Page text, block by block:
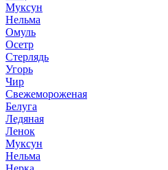
Муксун
Нельма
Омуль
Осетр
Стерлядь
Угорь
Чир
Свежемороженая
Белуга
Ледяная
Ленок
Муксун
Нельма